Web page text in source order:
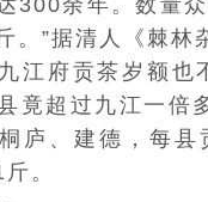
300余年。数量
。”据清人《棘林
九江 府贡茶岁额也
竟超过九江一倍
桐庐 、建德 ，每县
。